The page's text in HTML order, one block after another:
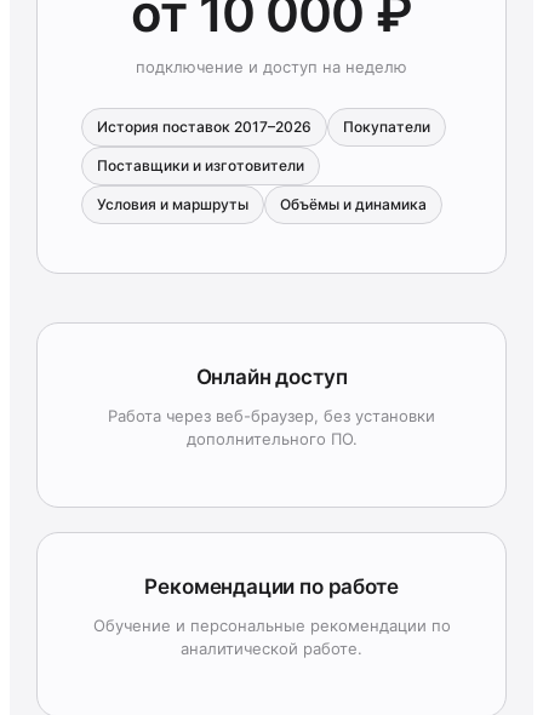
от 10 000 ₽
подключение и доступ на неделю
История поставок 2017–2026 Покупатели
Поставщики и изготовители
Условия и маршруты Объёмы и динамика
Онлайн доступ
Работа через веб-браузер, без установки
дополнительного ПО.
Рекомендации по работе
Обучение и персональные рекомендации по
аналитической работе.